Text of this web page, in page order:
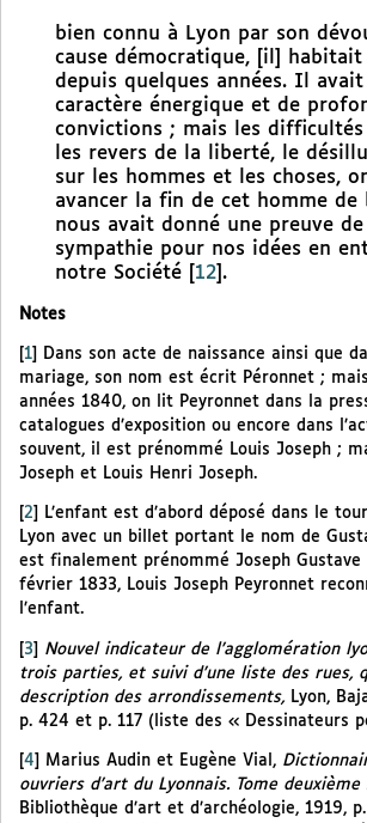
bien connu à Lyon par son
cause démocratique, [il] habitait
depuis quelques années. Il avait
caractère énergique et de
convictions ; mais les
les revers de la liberté, le
sur les hommes et les choses,
avancer la fin de cet homme de
nous avait donné une preuve de
sympathie pour nos idées en
notre Société
12 .
Notes
[1]
Dans son acte de naissance ainsi que
mariage, son nom est écrit Péronnet ;
années 1840, on lit Peyronnet dans la
catalogues d’exposition ou encore dans
souvent, il est prénommé Louis Joseph ;
Joseph et Louis Henri Joseph.
2
L’enfant est d’abord déposé dans le
Lyon avec un billet portant le nom de
est finalement prénommé Joseph Gustave
février 1833, Louis Joseph Peyronnet
l’enfant.
[3] Nouvel indicateur de l’agglomération
trois parties, et suivi d’une liste des rues,
description des arrondissements, Lyon,
p. 424 et p. 117 (liste des « Dessinateurs
4 Marius Audin et Eugène Vial,
ouvriers d’art du Lyonnais. Tome deuxième
Bibliothèque d’art et d’archéologie, 1919,